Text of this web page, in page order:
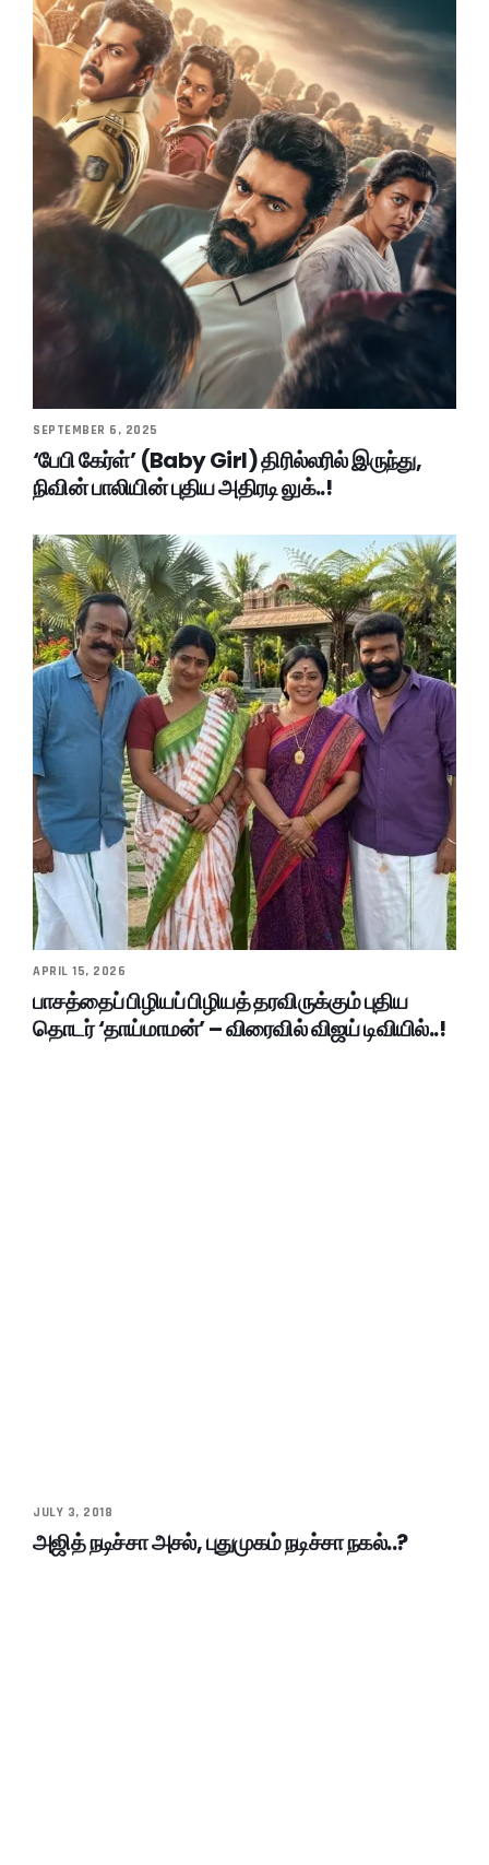
SEPTEMBER 6, 2025
‘பேபி கேர்ள்’ (Baby Girl) திரில்லரில் இருந்து,
நிவின் பாலியின் புதிய அதிரடி லுக்..!
APRIL 15, 2026
பாசத்தைப் பிழியப் பிழியத் தரவிருக்கும் புதிய
தொடர் ‘தாய்மாமன்’ – விரைவில் விஜய் டிவியில்..!
JULY 3, 2018
அஜித் நடிச்சா அசல், புதுமுகம் நடிச்சா நகல்..?